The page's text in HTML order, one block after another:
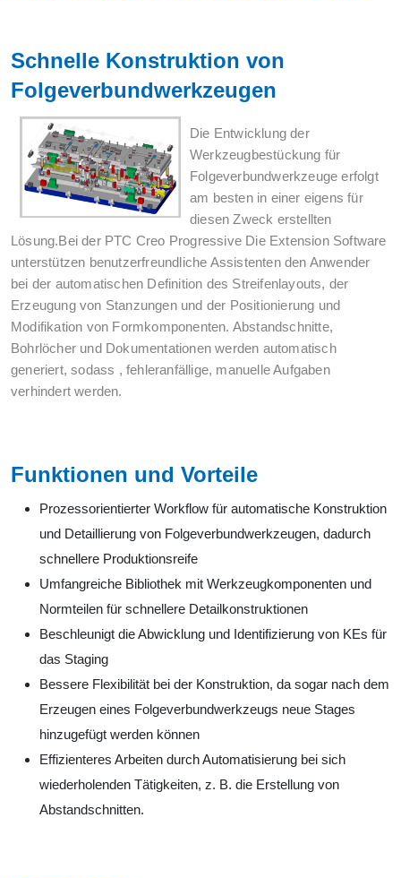
Schnelle Konstruktion von
Folgeverbundwerkzeugen
Die Entwicklung der
Werkzeugbestückung für
Folgeverbundwerkzeuge erfolgt
am besten in einer eigens für
diesen Zweck erstellten
Lösung.Bei der PTC Creo Progressive Die Extension Software
unterstützen benutzerfreundliche Assistenten den Anwender
bei der automatischen Definition des Streifenlayouts, der
Erzeugung von Stanzungen und der Positionierung und
Modifikation von Formkomponenten. Abstandschnitte,
Bohrlöcher und Dokumentationen werden automatisch
generiert, sodass , fehleranfällige, manuelle Aufgaben
verhindert werden.
Funktionen und Vorteile
Prozessorientierter Workflow für automatische Konstruktion
und Detaillierung von Folgeverbundwerkzeugen, dadurch
schnellere Produktionsreife
Umfangreiche Bibliothek mit Werkzeugkomponenten und
Normteilen für schnellere Detailkonstruktionen
Beschleunigt die Abwicklung und Identifizierung von KEs für
das Staging
Bessere Flexibilität bei der Konstruktion, da sogar nach dem
Erzeugen eines Folgeverbundwerkzeugs neue Stages
hinzugefügt werden können
Effizienteres Arbeiten durch Automatisierung bei sich
wiederholenden Tätigkeiten, z. B. die Erstellung von
Abstandschnitten.